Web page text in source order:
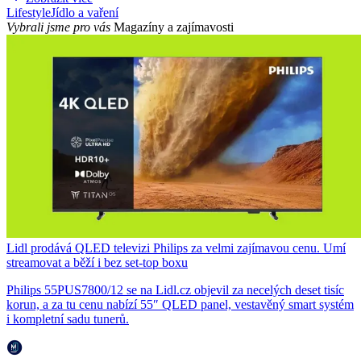
LifestyleJídlo a vaření
Vybrali jsme pro vás Magazíny a zajímavosti
Lidl prodává QLED televizi Philips za velmi zajímavou cenu. Umí
streamovat a běží i bez set-top boxu
Philips 55PUS7800/12 se na Lidl.cz objevil za necelých deset tisíc
korun, a za tu cenu nabízí 55″ QLED panel, vestavěný smart systém
i kompletní sadu tunerů.